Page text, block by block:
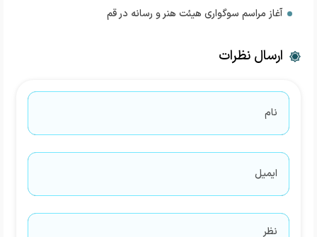
آغاز مراسم سوگواری هیئت هنر و رسانه در قم
ارسال نظرات